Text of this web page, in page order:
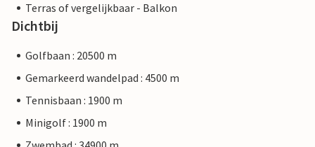
Terras of vergelijkbaar - Balkon
Dichtbij
Golfbaan : 20500 m
Gemarkeerd wandelpad : 4500 m
Tennisbaan : 1900 m
Minigolf : 1900 m